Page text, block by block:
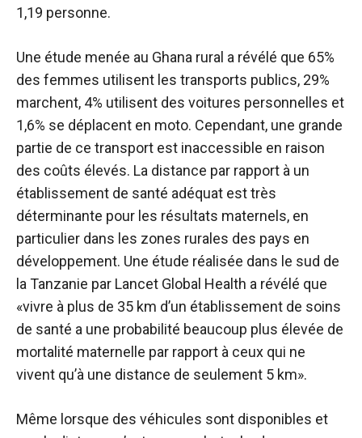
1,19 personne.
Une étude menée au Ghana rural a révélé que 65%
des femmes utilisent les transports publics, 29%
marchent, 4% utilisent des voitures personnelles et
1,6% se déplacent en moto. Cependant, une grande
partie de ce transport est inaccessible en raison
des coûts élevés. La distance par rapport à un
établissement de santé adéquat est très
déterminante pour les résultats maternels, en
particulier dans les zones rurales des pays en
développement. Une étude réalisée dans le sud de
la Tanzanie par Lancet Global Health a révélé que
«vivre à plus de 35 km d’un établissement de soins
de santé a une probabilité beaucoup plus élevée de
mortalité maternelle par rapport à ceux qui ne
vivent qu’à une distance de seulement 5 km».
Même lorsque des véhicules sont disponibles et